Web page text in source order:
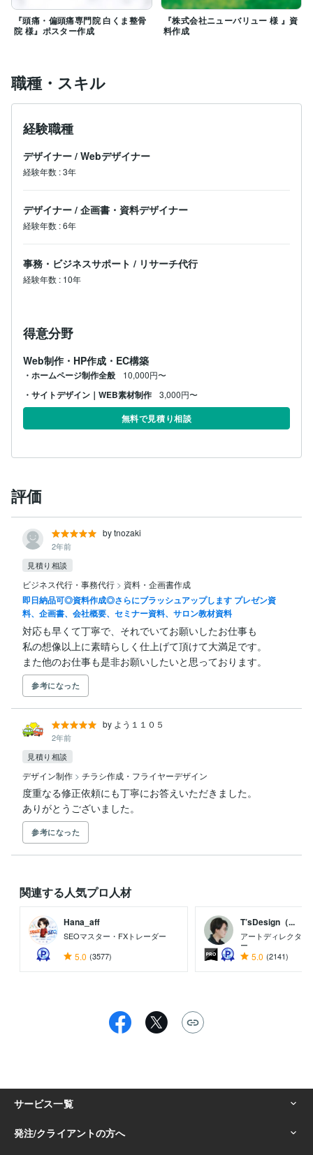
『頭痛・偏頭痛専門院 白くま整骨
院 様』ポスター作成
『株式会社ニューバリュー 様 』資
料作成
職種・スキル
経験職種
デザイナー / Webデザイナー
経験年数 :3年
デザイナー / 企画書・資料デザイナー
経験年数 :6年
事務・ビジネスサポート / リサーチ代行
経験年数 : 10年
得意分野
Web制作・HP作成・EC構築
・ホームページ制作全般 10,000円〜
・サイトデザイン｜WEB素材制作 3,000円〜
無料で見積り相談
評価
by tnozaki
2年前
見積り相談
ビジネス代行・事務代行 > 資料・企画書作成
即日納品可◎資料作成◎さらにブラッシュアップします プレゼン資
料、企画書、会社概要、セミナー資料、サロン教材資料
対応も早くて丁寧で、それでいてお願いしたお仕事も
私の想像以上に素晴らしく仕上げて頂けて大満足です。
また他のお仕事も是非お願いしたいと思っております。
参考になった
by よう１１０５
2年前
見積り相談
デザイン制作 > チラシ作成・フライヤーデザイン
度重なる修正依頼にも丁寧にお答えいただきました。
ありがとうございました。
参考になった
関連する人気プロ人材
Hana_aff
SEOマスター・FXトレーダー
5.0 (3577)
T’sDesign（...
アートディレクター
ー
5.0 (2141)